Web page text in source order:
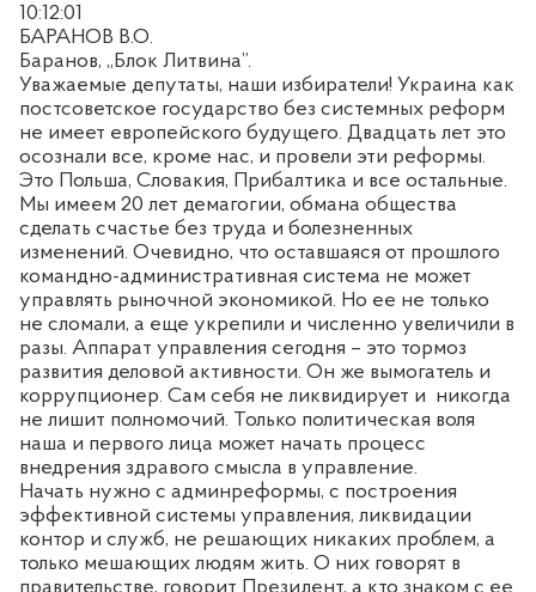
10:12:01
БАРАНОВ В.О.
Баранов, „Блок Литвина”.
Уважаемые депутаты, наши избиратели! Украина как
постсоветское государство без системных реформ
не имеет европейского будущего. Двадцать лет это
осознали все, кроме нас, и провели эти реформы.
Это Польша, Словакия, Прибалтика и все остальные.
Мы имеем 20 лет демагогии, обмана общества
сделать счастье без труда и болезненных
изменений. Очевидно, что оставшаяся от прошлого
командно-административная система не может
управлять рыночной экономикой. Но ее не только
не сломали, а еще укрепили и численно увеличили в
разы. Аппарат управления сегодня – это тормоз
развития деловой активности. Он же вымогатель и
коррупционер. Сам себя не ликвидирует и никогда
не лишит полномочий. Только политическая воля
наша и первого лица может начать процесс
внедрения здравого смысла в управление.
Начать нужно с админреформы, с построения
эффективной системы управления, ликвидации
контор и служб, не решающих никаких проблем, а
только мешающих людям жить. О них говорят в